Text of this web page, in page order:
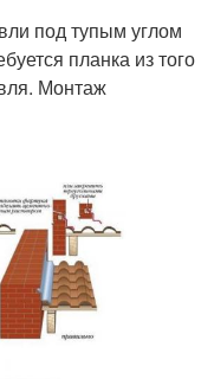
под тупым углом
планка из того
Монтаж